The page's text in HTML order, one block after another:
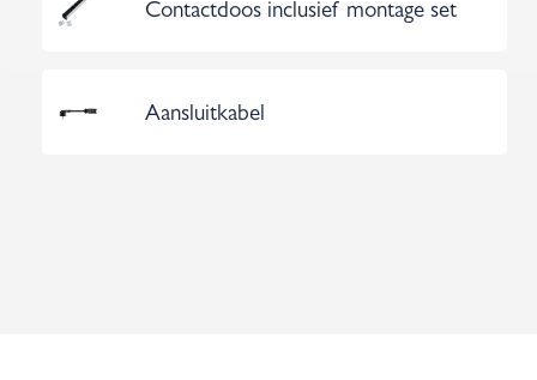
Contactdoos inclusief montage set
Aansluitkabel